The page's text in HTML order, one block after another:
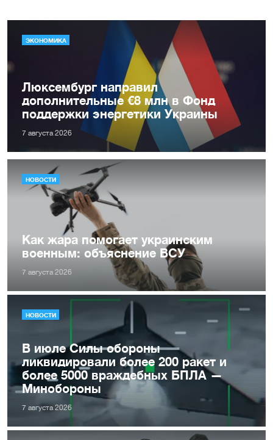
ЭКОНОМИКА
Люксембург направил
дополнительные €8 млн в Фонд
поддержки энергетики Украины
7 августа 2026
НОВОСТИ
Как жара помогает украинским
военным: объяснение ВСУ
7 августа 2026
НОВОСТИ
В июле Силы обороны
ликвидировали более 200 ракет и
более 5000 враждебных БПЛА —
Минобороны
7 августа 2026